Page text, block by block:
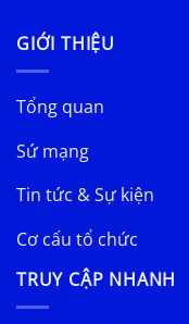
GIỚI THIỆU
Tổng quan
Sứ mạng
Tin tức & Sự kiện
Cơ cấu tổ chức
TRUY CẬP NHANH